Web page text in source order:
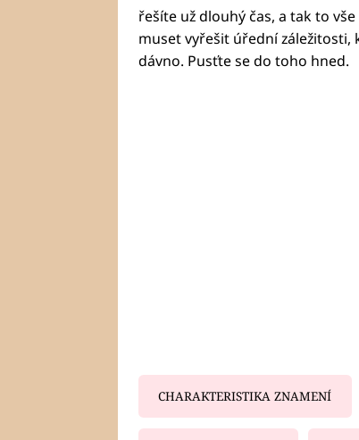
řešíte už dlouhý čas, a tak to
muset vyřešit úřední
dávno. Pusťte se do toho hned.
CHARAKTERISTIKA ZNAMENÍ